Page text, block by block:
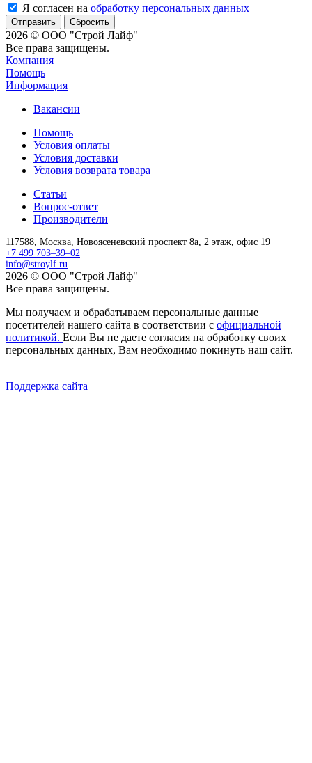
Я согласен на обработку персональных данных
Сбросить
2026 © ООО "Строй Лайф"
Все права защищены.
Компания
Помощь
Информация
Вакансии
Помощь
Условия оплаты
Условия доставки
Условия возврата товара
Статьи
Вопрос-ответ
Производители
117588, Москва, Новоясеневский проспект 8а, 2 этаж, офис 19
+7 499 703–39–02
info@stroylf.ru
2026 © ООО "Строй Лайф"
Все права защищены.
Мы получаем и обрабатываем персональные данные
посетителей нашего сайта в соответствии с официальной
политикой. Если Вы не даете согласия на обработку своих
персональных данных, Вам необходимо покинуть наш сайт.
Поддержка сайта